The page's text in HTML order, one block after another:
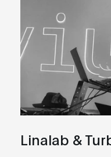
Linalab &